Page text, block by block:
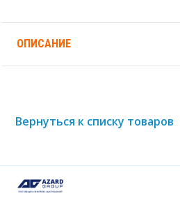
ОПИСАНИЕ
Вернуться к списку товаров